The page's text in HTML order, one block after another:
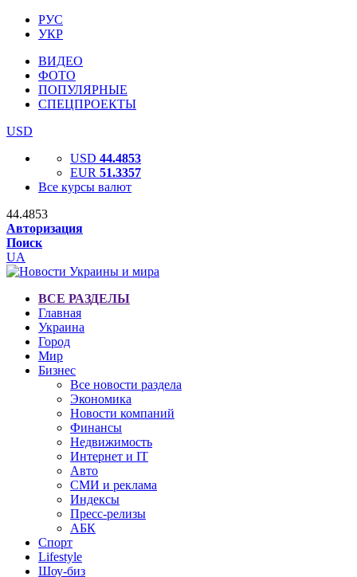
РУС
УКР
ВИДЕО
ФОТО
ПОПУЛЯРНЫЕ
СПЕЦПРОЕКТЫ
USD
USD 44.4853
EUR 51.3357
Все курсы валют
44.4853
Авторизация
Поиск
UA
ВСЕ РАЗДЕЛЫ
Главная
Украина
Город
Мир
Бизнес
Все новости раздела
Экономика
Новости компаний
Финансы
Недвижимость
Интернет и IT
Авто
СМИ и реклама
Индексы
Пресс-релизы
АБК
Спорт
Lifestyle
Шоу-биз